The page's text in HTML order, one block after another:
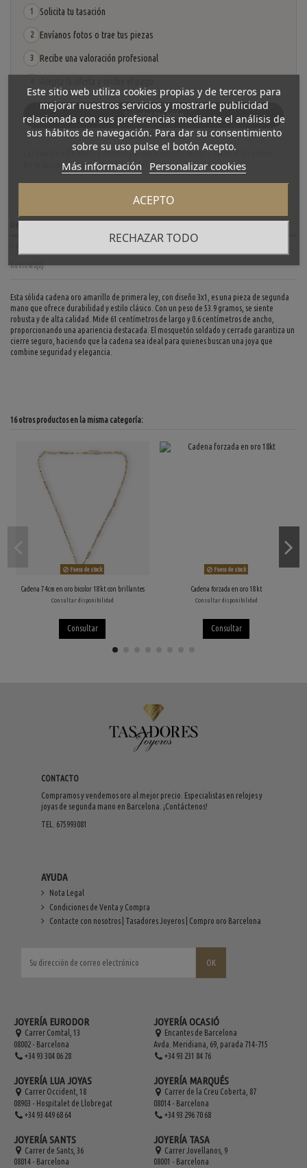
1 Solicita tu tasación
2 Envíanos fotos o trae tus piezas
3 Recibe una valoración profesional
Solicitar tasación
Ver cómo funciona
La tasación está sujeta a revisión y aceptación tras recibir y verificar las piezas.
No se descuenta automáticamente del carrito.
Reviews(0)
Esta sólida cadena oro amarillo de primera ley, con diseño 3x1, es una pieza de segunda
mano que ofrece durabilidad y estilo clásico. Con un peso de 53.9 gramos, se siente
robusta y de alta calidad. Mide 61 centímetros de largo y 0.6 centímetros de ancho,
proporcionando una apariencia destacada. El mosquetón soldado y cerrado garantiza un
cierre seguro, haciendo que la cadena sea ideal para quienes buscan una joya que
combine seguridad y elegancia.
16 otros productos en la misma categoría:
Fuera de stock
Cadena 74cm en oro bicolor 18kt con brillantes
Consultar disponibilidad
Consultar
Fuera de stock
Cadena forzada en oro 18kt
Consultar disponibilidad
Consultar
CONTACTO
Compramos y vendemos oro al mejor precio. Especialistas en relojes y
joyas de segunda mano en Barcelona. ¡Contáctenos!
TEL. 675993081
AYUDA
Nota Legal
Condiciones de Venta y Compra
Contacte con nosotros | Tasadores Joyeros | Compro oro Barcelona
JOYERÍA EURODOR
Carrer Comtal, 13
08002 - Barcelona
+34 93 304 06 28
JOYERÍA LUA JOYAS
Carrer Occident, 18
08903 - Hospitalet de Llobregat
+34 93 449 68 64
JOYERÍA SANTS
Carrer de Sants, 36
08014 - Barcelona
JOYERÍA OCASIÓ
Encantes de Barcelona
Avda. Meridiana, 69, parada 714-715
+34 93 231 84 76
JOYERÍA MARQUÉS
Carrer de la Creu Coberta, 87
08014 - Barcelona
+34 93 296 70 68
JOYERÍA TASA
Carrer Jovellanos, 9
08001 - Barcelona
Este sitio web utiliza cookies propias y de terceros para
mejorar nuestros servicios y mostrarle publicidad
relacionada con sus preferencias mediante el análisis de
sus hábitos de navegación. Para dar su consentimiento
sobre su uso pulse el botón Acepto.
Más información Personalizar cookies
RECHAZAR TODO
ACEPTO